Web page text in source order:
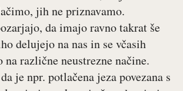
jih ne priznavamo.
da imajo ravno takrat še
delujejo na nas in se včasih
različne neustrezne načine.
je npr. potlačena jeza povezana s